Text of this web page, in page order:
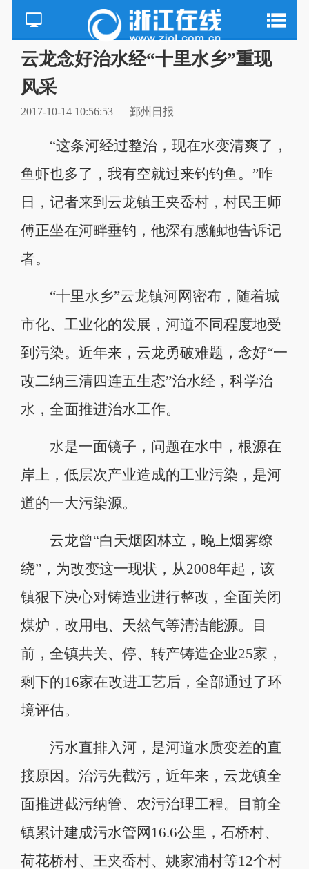
云龙念好治水经“十里水乡”重现
风采
2017-10-14 10:56:53 鄞州日报
“这条河经过整治，现在水变清爽了，
鱼虾也多了，我有空就过来钓钓鱼。”昨
日，记者来到云龙镇王夹岙村，村民王师
傅正坐在河畔垂钓，他深有感触地告诉记
者。
“十里水乡”云龙镇河网密布，随着城
市化、工业化的发展，河道不同程度地受
到污染。近年来，云龙勇破难题，念好“一
改二纳三清四连五生态”治水经，科学治
水，全面推进治水工作。
水是一面镜子，问题在水中，根源在
岸上，低层次产业造成的工业污染，是河
道的一大污染源。
云龙曾“白天烟囱林立，晚上烟雾缭
绕”，为改变这一现状，从2008年起，该
镇狠下决心对铸造业进行整改，全面关闭
煤炉，改用电、天然气等清洁能源。目
前，全镇共关、停、转产铸造企业25家，
剩下的16家在改进工艺后，全部通过了环
境评估。
污水直排入河，是河道水质变差的直
接原因。治污先截污，近年来，云龙镇全
面推进截污纳管、农污治理工程。目前全
镇累计建成污水管网16.6公里，石桥村、
荷花桥村、王夹岙村、姚家浦村等12个村